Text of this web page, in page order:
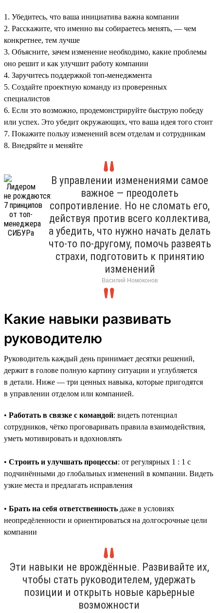
1. Убедитесь, что ваша инициатива важна компании
2. Расскажите, что именно вы собираетесь менять, — чем
конкретнее, тем лучше
3. Объясните, зачем изменение необходимо, какие проблемы
оно решит и как улучшит работу компании
4. Заручитесь поддержкой топ-менеджмента
5. Создайте проектную команду из проверенных
специалистов
6. Если это возможно, продемонстрируйте быструю победу
или успех. Это убедит окружающих, что ваша идея того стоит
7. Покажите пользу изменений всем отделам и сотрудникам
8. Внедряйте и меняйте
В управлении изменениями самое
важное — преодолеть
сопротивление. Но не сломать его,
действуя против всего коллектива,
а убедить, что нужно начать делать
что-то по-другому, помочь развеять
страхи, подготовить к принятию
изменений
Василий Номоконов
Какие навыки развивать
руководителю
Руководитель каждый день принимает десятки решений,
держит в голове полную картину ситуации и углубляется
в детали. Ниже — три ценных навыка, которые пригодятся
в управлении отделом или компанией.
• Работать в связке с командой: видеть потенциал
сотрудников, чётко проговаривать правила взаимодействия,
уметь мотивировать и вдохновлять
• Строить и улучшать процессы: от регулярных 1 : 1 с
подчинёнными до глобальных изменений в компании. Видеть
узкие места и предлагать исправления
• Брать на себя ответственность даже в условиях
неопредёленности и ориентироваться на долгосрочные цели
компании
Эти навыки не врождённые. Развивайте их,
чтобы стать руководителем, удержать
позиции и открыть новые карьерные
возможности